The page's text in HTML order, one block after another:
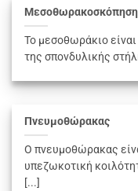
Μεσοθωρακοσκόπηση
Το μεσοθωράκιο
της σπονδυλικής
Πνευμοθώρακας
Ο πνευμοθώρακας
υπεζωκοτική
[...]